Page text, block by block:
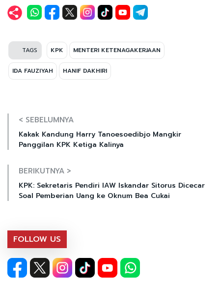
TAGS KPK MENTERI KETENAGAKERJAAN
IDA FAUZIYAH HANIF DAKHIRI
< SEBELUMNYA
Kakak Kandung Harry Tanoesoedibjo Mangkir
Panggilan KPK Ketiga Kalinya
BERIKUTNYA >
KPK: Sekretaris Pendiri IAW Iskandar Sitorus Dicecar
Soal Pemberian Uang ke Oknum Bea Cukai
FOLLOW US